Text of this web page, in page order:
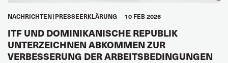
NACHRICHTEN PRESSEERKLÄRUNG 10 FEB 2026
ITF UND DOMINIKANISCHE REPUBLIK
UNTERZEICHNEN ABKOMMEN ZUR
VERBESSERUNG DER ARBEITSBEDINGUNGEN